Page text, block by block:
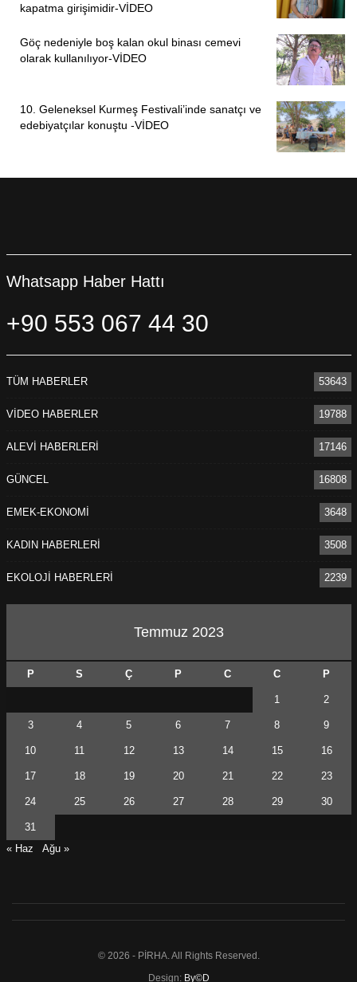
kapatma girişimidir-VİDEO
Göç nedeniyle boş kalan okul binası cemevi
olarak kullanılıyor-VİDEO
10. Geleneksel Kurmeş Festivali’inde sanatçı ve
edebiyatçılar konuştu -VİDEO
Whatsapp Haber Hattı
+90 553 067 44 30
TÜM HABERLER 53643
VİDEO HABERLER 19788
ALEVİ HABERLERİ 17146
GÜNCEL 16808
EMEK-EKONOMİ 3648
KADIN HABERLERİ 3508
EKOLOJİ HABERLERİ 2239
Temmuz 2023
P S Ç P C C P
1 2
3 4 5 6 7 8 9
10 11 12 13 14 15 16
17 18 19 20 21 22 23
24 25 26 27 28 29 30
31
« Haz
Ağu »
© 2026 - PİRHA. All Rights Reserved.
Design: By©D